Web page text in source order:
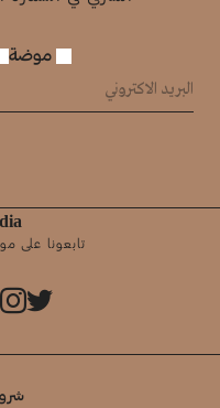
موضة
تابعونا على